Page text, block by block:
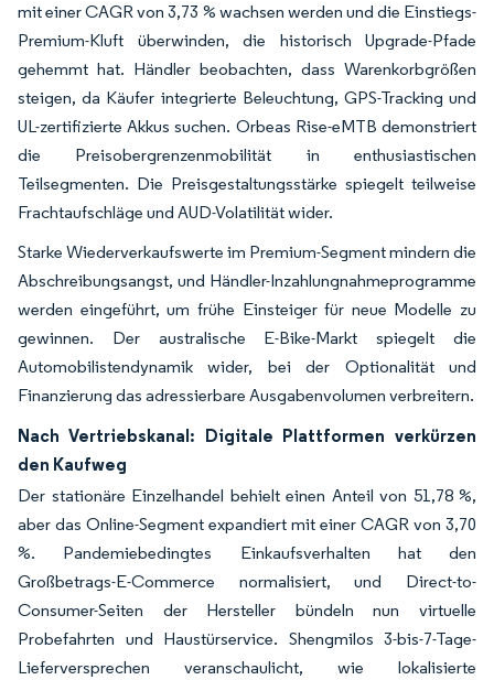
mit einer CAGR von 3,73 % wachsen werden und die Einstiegs-
Premium-Kluft überwinden, die historisch Upgrade-Pfade
gehemmt hat. Händler beobachten, dass Warenkorbgrößen
steigen, da Käufer integrierte Beleuchtung, GPS-Tracking und
UL-zertifizierte Akkus suchen. Orbeas Rise-eMTB demonstriert
die Preisobergrenzenmobilität in enthusiastischen
Teilsegmenten. Die Preisgestaltungsstärke spiegelt teilweise
Frachtaufschläge und AUD-Volatilität wider.
Starke Wiederverkaufswerte im Premium-Segment mindern die
Abschreibungsangst, und Händler-Inzahlungnahmeprogramme
werden eingeführt, um frühe Einsteiger für neue Modelle zu
gewinnen. Der australische E-Bike-Markt spiegelt die
Automobilistendynamik wider, bei der Optionalität und
Finanzierung das adressierbare Ausgabenvolumen verbreitern.
Nach Vertriebskanal: Digitale Plattformen verkürzen
den Kaufweg
Der stationäre Einzelhandel behielt einen Anteil von 51,78 %,
aber das Online-Segment expandiert mit einer CAGR von 3,70
%. Pandemiebedingtes Einkaufsverhalten hat den
Großbetrags-E-Commerce normalisiert, und Direct-to-
Consumer-Seiten der Hersteller bündeln nun virtuelle
Probefahrten und Haustürservice. Shengmilos 3-bis-7-Tage-
Lieferversprechen veranschaulicht, wie lokalisierte